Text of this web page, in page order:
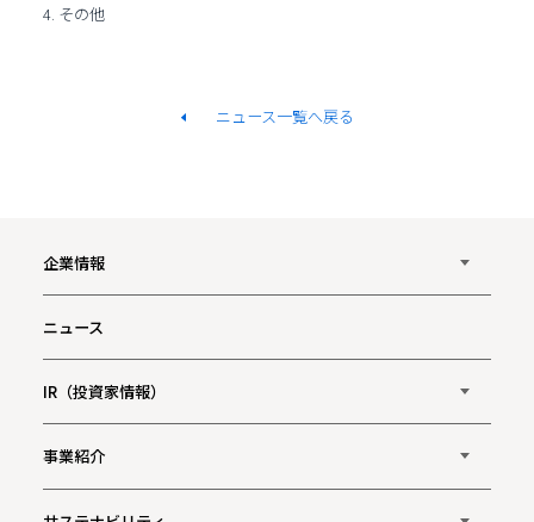
4. その他
ニュース一覧へ戻る
企業情報
ニュース
IR（投資家情報）
事業紹介